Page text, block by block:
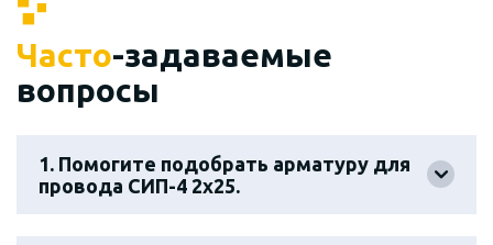
Часто-задаваемые
вопросы
1. Помогите подобрать арматуру для
провода СИП-4 2х25.